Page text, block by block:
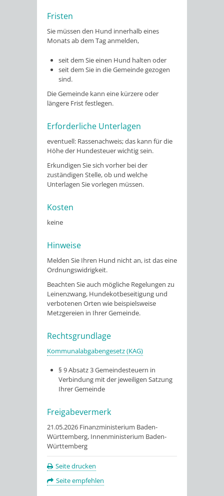
Fristen
Sie müssen den Hund innerhalb eines
Monats ab dem Tag anmelden,
seit dem Sie einen Hund halten oder
seit dem Sie in die Gemeinde gezogen
sind.
Die Gemeinde kann eine kürzere oder
längere Frist festlegen.
Erforderliche Unterlagen
eventuell: Rassenachweis; das kann für die
Höhe der Hundesteuer wichtig sein.
Erkundigen Sie sich vorher bei der
zuständigen Stelle, ob und welche
Unterlagen Sie vorlegen müssen.
Kosten
keine
Hinweise
Melden Sie Ihren Hund nicht an, ist das eine
Ordnungswidrigkeit.
Beachten Sie auch mögliche Regelungen zu
Leinenzwang, Hundekotbeseitigung und
verbotenen Orten wie beispielsweise
Metzgereien in Ihrer Gemeinde.
Rechtsgrundlage
Kommunalabgabengesetz (KAG)
§ 9 Absatz 3 Gemeindesteuern in
Verbindung mit der jeweiligen Satzung
Ihrer Gemeinde
Freigabevermerk
21.05.2026 Finanzministerium Baden-
Württemberg, Innenministerium Baden-
Württemberg
Seite drucken
Seite empfehlen